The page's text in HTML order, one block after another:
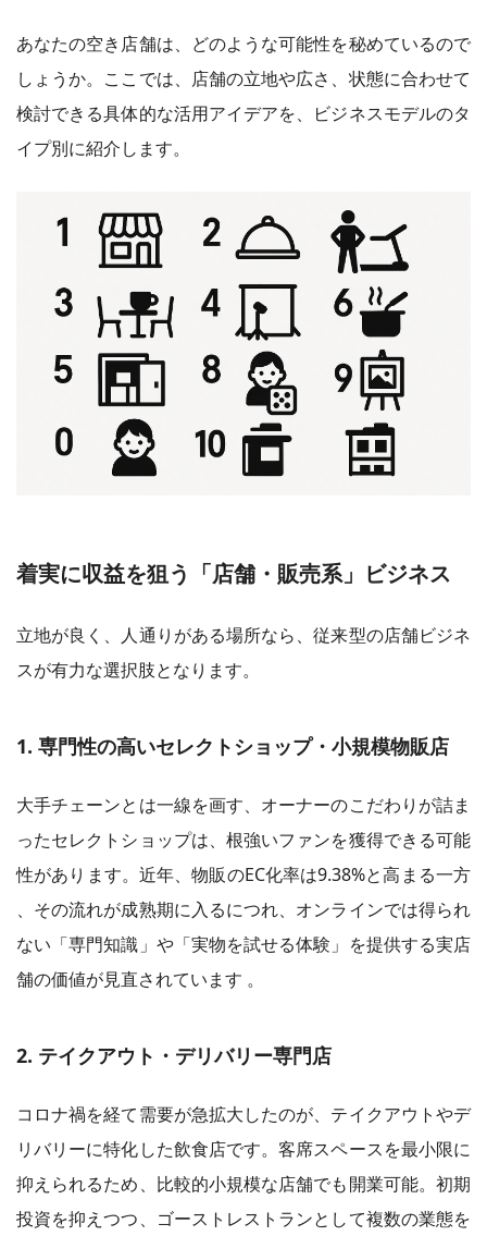
あなたの空き店舗は、どのような可能性を秘めているので
しょうか。ここでは、店舗の立地や広さ、状態に合わせて
検討できる具体的な活用アイデアを、ビジネスモデルのタ
イプ別に紹介します。
着実に収益を狙う「店舗・販売系」ビジネス
立地が良く、人通りがある場所なら、従来型の店舗ビジネ
スが有力な選択肢となります。
1. 専門性の高いセレクトショップ・小規模物販店
大手チェーンとは一線を画す、オーナーのこだわりが詰ま
ったセレクトショップは、根強いファンを獲得できる可能
性があります。近年、物販のEC化率は9.38%と高まる一方
、その流れが成熟期に入るにつれ、オンラインでは得られ
ない「専門知識」や「実物を試せる体験」を提供する実店
舗の価値が見直されています 。
2. テイクアウト・デリバリー専門店
コロナ禍を経て需要が急拡大したのが、テイクアウトやデ
リバリーに特化した飲食店です。客席スペースを最小限に
抑えられるため、比較的小規模な店舗でも開業可能。初期
投資を抑えつつ、ゴーストレストランとして複数の業態を